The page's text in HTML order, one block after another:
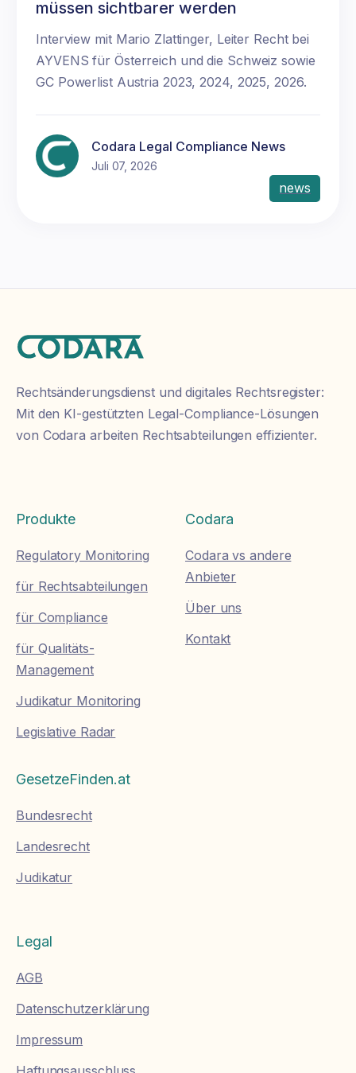
müssen sichtbarer werden
Interview mit Mario Zlattinger, Leiter Recht bei
AYVENS für Österreich und die Schweiz sowie
GC Powerlist Austria 2023, 2024, 2025, 2026.
Codara Legal Compliance News
Juli 07, 2026
news
Rechtsänderungsdienst und digitales Rechtsregister:
Mit den KI-gestützten Legal-Compliance-Lösungen
von Codara arbeiten Rechtsabteilungen effizienter.
Produkte
Regulatory Monitoring
für Rechtsabteilungen
für Compliance
für Qualitäts-
Management
Judikatur Monitoring
Legislative Radar
Codara
Codara vs andere
Anbieter
Über uns
Kontakt
GesetzeFinden.at
Bundesrecht
Landesrecht
Judikatur
Legal
AGB
Datenschutzerklärung
Impressum